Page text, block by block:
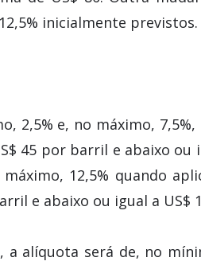
inicialmente previstos.
2,5% e, no máximo,
45 por barril e abaixo ou
12,5% quando
e abaixo ou igual a US$
alíquota será de, no